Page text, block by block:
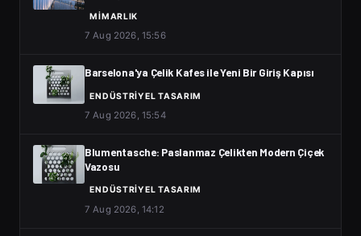
MIMARLIK
7 Aug 2026, 15:56
Barselona'ya Çelik Kafes ile Yeni Bir Giriş Kapısı
ENDÜSTRIYEL TASARIM
7 Aug 2026, 15:54
Blumentasche: Paslanmaz Çelikten Modern Çiçek
Vazosu
ENDÜSTRIYEL TASARIM
7 Aug 2026, 14:12